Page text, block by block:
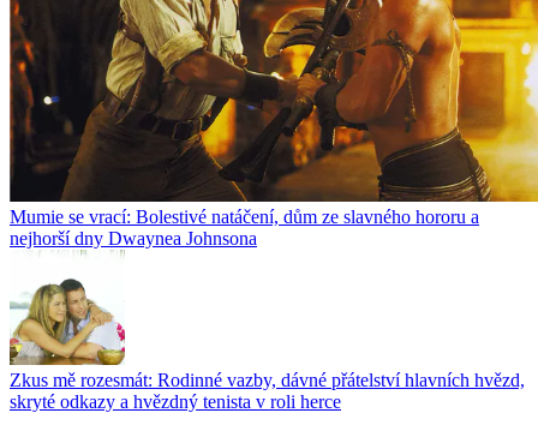
Mumie se vrací: Bolestivé natáčení, dům ze slavného hororu a
nejhorší dny Dwaynea Johnsona
Zkus mě rozesmát: Rodinné vazby, dávné přátelství hlavních hvězd,
skryté odkazy a hvězdný tenista v roli herce